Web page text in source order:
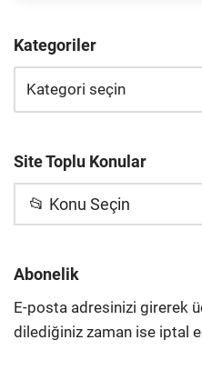
Kategoriler
Site Toplu Konular
📂 Konu Seçin
Abonelik
E-posta adresinizi girerek
dilediğiniz zaman ise iptal